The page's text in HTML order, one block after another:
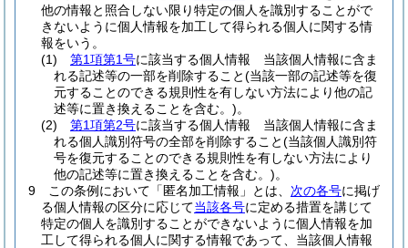
他の情報と照合しない限り特定の個人を識別することがで
きないように個人情報を加工して得られる個人に関する情
報をいう。
(1)
第1項第1号に該当する個人情報 当該個人情報に含ま
れる記述等の一部を削除すること(当該一部の記述等を復
元することのできる規則性を有しない方法により他の記
述等に置き換えることを含む。)。
(2)
第1項第2号に該当する個人情報 当該個人情報に含ま
れる個人識別符号の全部を削除すること(当該個人識別符
号を復元することのできる規則性を有しない方法により
他の記述等に置き換えることを含む。)。
9
この条例において「匿名加工情報」とは、 次の各号に掲げ
る個人情報の区分に応じて当該各号に定める措置を講じて
特定の個人を識別することができないように個人情報を加
工して得られる個人に関する情報であって、当該個人情報